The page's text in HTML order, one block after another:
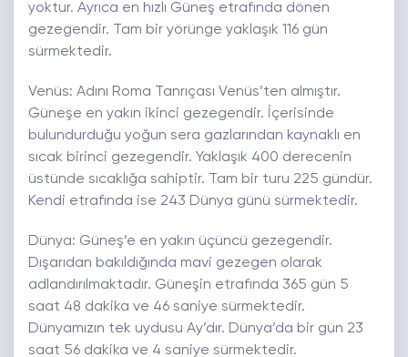
yoktur. Ayrıca en hızlı Güneş etrafında dönen
gezegendir. Tam bir yörünge yaklaşık 116 gün
sürmektedir.
Venüs: Adını Roma Tanrıçası Venüs’ten almıştır.
Güneşe en yakın ikinci gezegendir. İçerisinde
bulundurduğu yoğun sera gazlarından kaynaklı en
sıcak birinci gezegendir. Yaklaşık 400 derecenin
üstünde sıcaklığa sahiptir. Tam bir turu 225 gündür.
Kendi etrafında ise 243 Dünya günü sürmektedir.
Dünya: Güneş’e en yakın üçüncü gezegendir.
Dışarıdan bakıldığında mavi gezegen olarak
adlandırılmaktadır. Güneşin etrafında 365 gün 5
saat 48 dakika ve 46 saniye sürmektedir.
Dünyamızın tek uydusu Ay’dır. Dünya’da bir gün 23
saat 56 dakika ve 4 saniye sürmektedir.